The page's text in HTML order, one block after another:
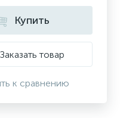
Купить
Заказать товар
к сравнению